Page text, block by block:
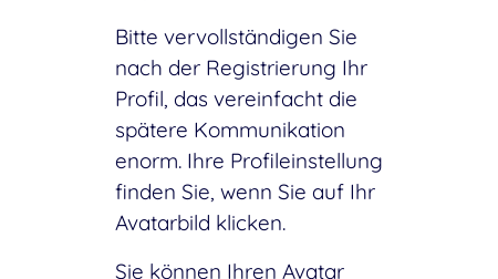
Bitte vervollständigen Sie
nach der Registrierung Ihr
Profil, das vereinfacht die
spätere Kommunikation
enorm. Ihre Profileinstellung
finden Sie, wenn Sie auf Ihr
Avatarbild klicken.
Sie können Ihren Avatar